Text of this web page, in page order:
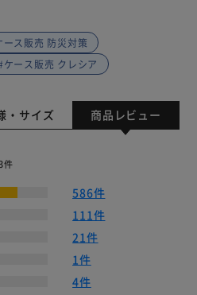
ース販売 防災対策
ケース販売 クレシア
・サイズ 商品レビュー
件
586件
111件
21件
1件
4件